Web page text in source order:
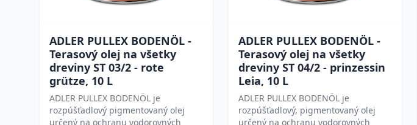
ADLER PULLEX BODENÖL -
Terasový olej na všetky
dreviny ST 03/2 - rote
grütze, 10 L
ADLER PULLEX BODENÖL je
rozpúšťadlový pigmentovaný olej
určený na ochranu vodorovných
ADLER PULLEX BODENÖL -
Terasový olej na všetky
dreviny ST 04/2 - prinzessin
Leia, 10 L
ADLER PULLEX BODENÖL je
rozpúšťadlový, pigmentovaný olej
určený na ochranu vodorovných